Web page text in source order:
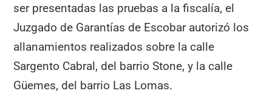
ser presentadas las pruebas a la fiscalía, el
Juzgado de Garantías de Escobar autorizó los
allanamientos realizados sobre la calle
Sargento Cabral, del barrio Stone, y la calle
Güemes, del barrio Las Lomas.